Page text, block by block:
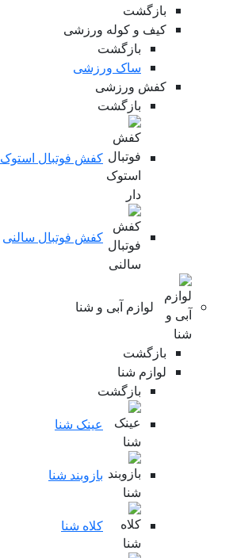
بازگشت
کیف و کوله ورزشی
بازگشت
ساک ورزشی
کفش ورزشی
بازگشت
کفش فوتبال استوک دار
کفش فوتبال سالنی
لوازم آبی و شنا
بازگشت
لوازم شنا
بازگشت
عینک شنا
بازوبند شنا
کلاه شنا